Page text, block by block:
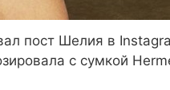
пост Шелия в
с сумкой